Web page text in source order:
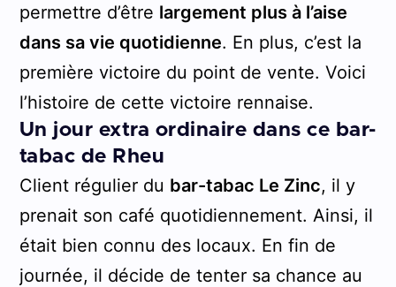
permettre d’être largement plus à l’aise
dans sa vie quotidienne. En plus, c’est la
première victoire du point de vente. Voici
l’histoire de cette victoire rennaise.
Un jour extra ordinaire dans ce bar-
tabac de Rheu
Client régulier du bar-tabac Le Zinc, il y
prenait son café quotidiennement. Ainsi, il
était bien connu des locaux. En fin de
journée, il décide de tenter sa chance au